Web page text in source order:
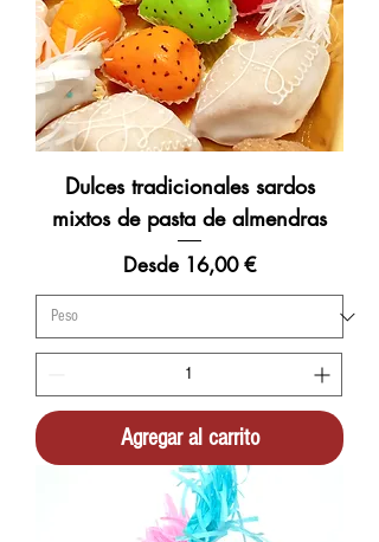
Dulces tradicionales sardos
mixtos de pasta de almendras
Desde 16,00 €
Precio de oferta
Agregar al carrito